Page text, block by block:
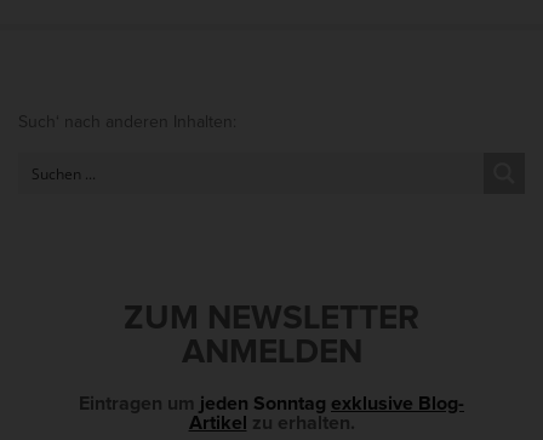
Such‘ nach anderen Inhalten:
ZUM NEWSLETTER
ANMELDEN
Eintragen um jeden Sonntag exklusive Blog-
Artikel
zu erhalten.